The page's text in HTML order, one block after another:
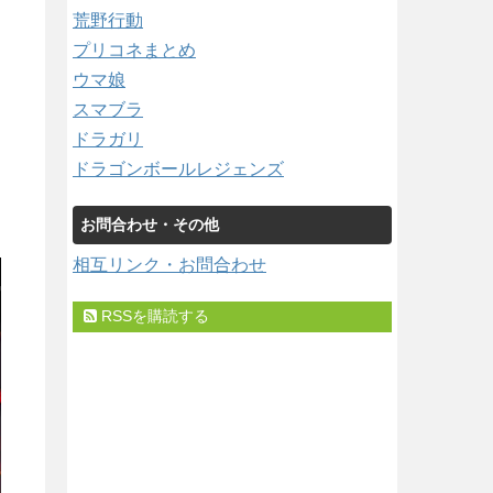
荒野行動
プリコネまとめ
ウマ娘
スマブラ
ドラガリ
ドラゴンボールレジェンズ
お問合わせ・その他
相互リンク・お問合わせ
RSSを購読する